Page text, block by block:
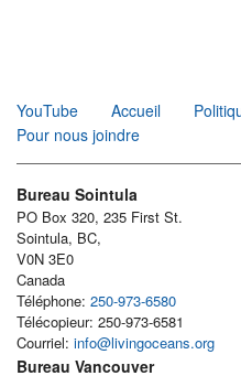
YouTube
Accueil
Pour nous joindre
Bureau Sointula
PO Box 320, 235 First St.
Sointula, BC,
V0N 3E0
Canada
Téléphone: 250-973-6580
Télécopieur: 250-973-6581
Courriel: info@livingoceans.org
Bureau Vancouver